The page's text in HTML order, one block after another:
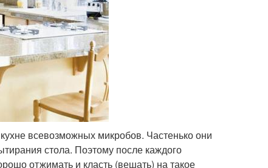
всевозможных микробов. Частенько они
стола. Поэтому после каждого
отжимать и класть (вешать) на такое